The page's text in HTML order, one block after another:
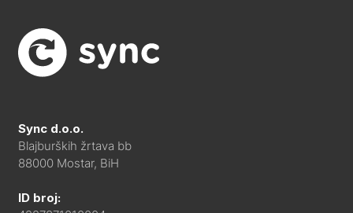
Sync d.o.o.
Blajburških žrtava bb
88000 Mostar, BiH
ID broj: